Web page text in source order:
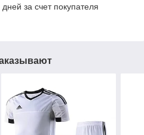
за счет покупателя